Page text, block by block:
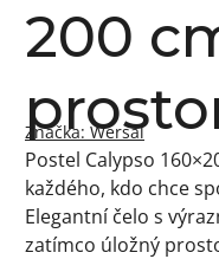
200
Značka: Wersal
Postel Calypso
každého, kdo chce
Elegantní čelo s
zatímco úložný